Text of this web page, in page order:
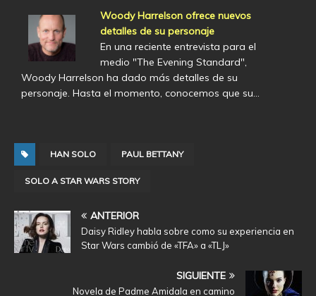
Woody Harrelson ofrece nuevos
detalles de su personaje
En una reciente entrevista para el
medio "The Evening Standard",
Woody Harrelson ha dado más detalles de su
personaje. Hasta el momento, conocemos que su…
HAN SOLO PAUL BETTANY
SOLO A STAR WARS STORY
ANTERIOR
Daisy Ridley habla sobre como su experiencia en
Star Wars cambió de «TFA» a «TLJ»
SIGUIENTE
Novela de Padme Amidala en camino